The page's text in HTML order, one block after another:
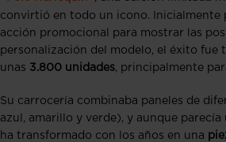
convirtió en todo un icono. Inicialmente
acción promocional para mostrar las
personalización del modelo, el éxito fue
unas 3.800 unidades, principalmente
Su carrocería combinaba paneles de
azul, amarillo y verde), y aunque parecía
ha transformado con los años en una